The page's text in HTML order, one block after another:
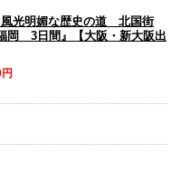
光明媚な歴史の道 北国街
3日間』【大阪・新大阪出